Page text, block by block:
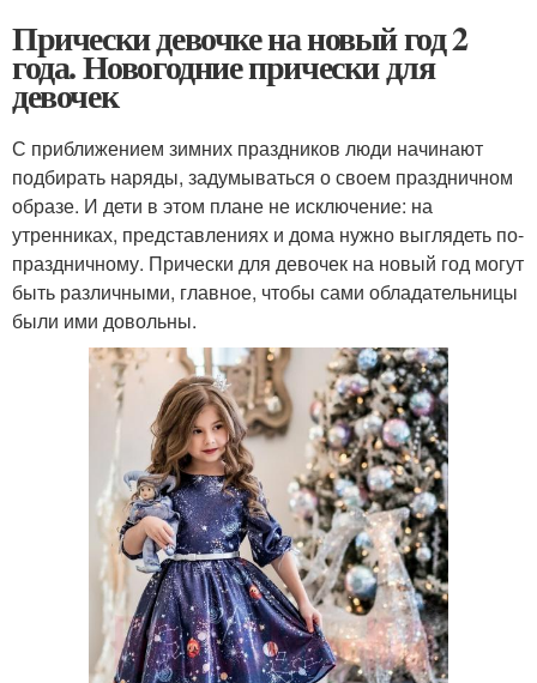
Прически девочке на новый год 2
года. Новогодние прически для
девочек
С приближением зимних праздников люди начинают
подбирать наряды, задумываться о своем праздничном
образе. И дети в этом плане не исключение: на
утренниках, представлениях и дома нужно выглядеть по-
праздничному. Прически для девочек на новый год могут
быть различными, главное, чтобы сами обладательницы
были ими довольны.